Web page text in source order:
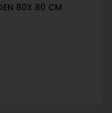
80X 80 CM